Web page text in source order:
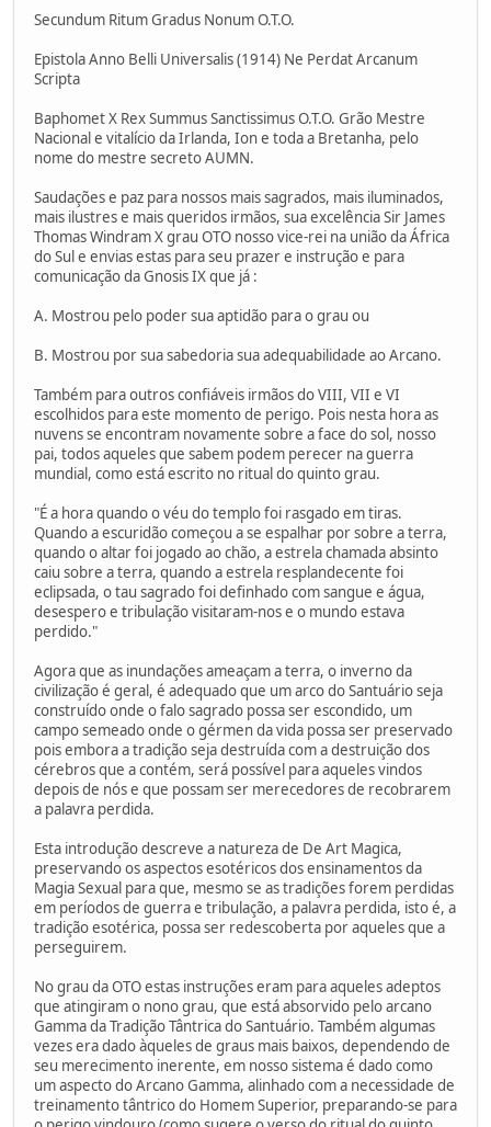
Secundum Ritum Gradus Nonum O.T.O.
Epistola Anno Belli Universalis (1914) Ne Perdat Arcanum
Scripta
Baphomet X Rex Summus Sanctissimus O.T.O. Grão Mestre
Nacional e vitalício da Irlanda, Ion e toda a Bretanha, pelo
nome do mestre secreto AUMN.
Saudações e paz para nossos mais sagrados, mais iluminados,
mais ilustres e mais queridos irmãos, sua excelência Sir James
Thomas Windram X grau OTO nosso vice-rei na união da África
do Sul e envias estas para seu prazer e instrução e para
comunicação da Gnosis IX que já :
A. Mostrou pelo poder sua aptidão para o grau ou
B. Mostrou por sua sabedoria sua adequabilidade ao Arcano.
Também para outros confiáveis irmãos do VIII, VII e VI
escolhidos para este momento de perigo. Pois nesta hora as
nuvens se encontram novamente sobre a face do sol, nosso
pai, todos aqueles que sabem podem perecer na guerra
mundial, como está escrito no ritual do quinto grau.
"É a hora quando o véu do templo foi rasgado em tiras.
Quando a escuridão começou a se espalhar por sobre a terra,
quando o altar foi jogado ao chão, a estrela chamada absinto
caiu sobre a terra, quando a estrela resplandecente foi
eclipsada, o tau sagrado foi definhado com sangue e água,
desespero e tribulação visitaram-nos e o mundo estava
perdido."
Agora que as inundações ameaçam a terra, o inverno da
civilização é geral, é adequado que um arco do Santuário seja
construído onde o falo sagrado possa ser escondido, um
campo semeado onde o gérmen da vida possa ser preservado
pois embora a tradição seja destruída com a destruição dos
cérebros que a contém, será possível para aqueles vindos
depois de nós e que possam ser merecedores de recobrarem
a palavra perdida.
Esta introdução descreve a natureza de De Art Magica,
preservando os aspectos esotéricos dos ensinamentos da
Magia Sexual para que, mesmo se as tradições forem perdidas
em períodos de guerra e tribulação, a palavra perdida, isto é, a
tradição esotérica, possa ser redescoberta por aqueles que a
perseguirem.
No grau da OTO estas instruções eram para aqueles adeptos
que atingiram o nono grau, que está absorvido pelo arcano
Gamma da Tradição Tântrica do Santuário. Também algumas
vezes era dado àqueles de graus mais baixos, dependendo de
seu merecimento inerente, em nosso sistema é dado como
um aspecto do Arcano Gamma, alinhado com a necessidade de
treinamento tântrico do Homem Superior, preparando-se para